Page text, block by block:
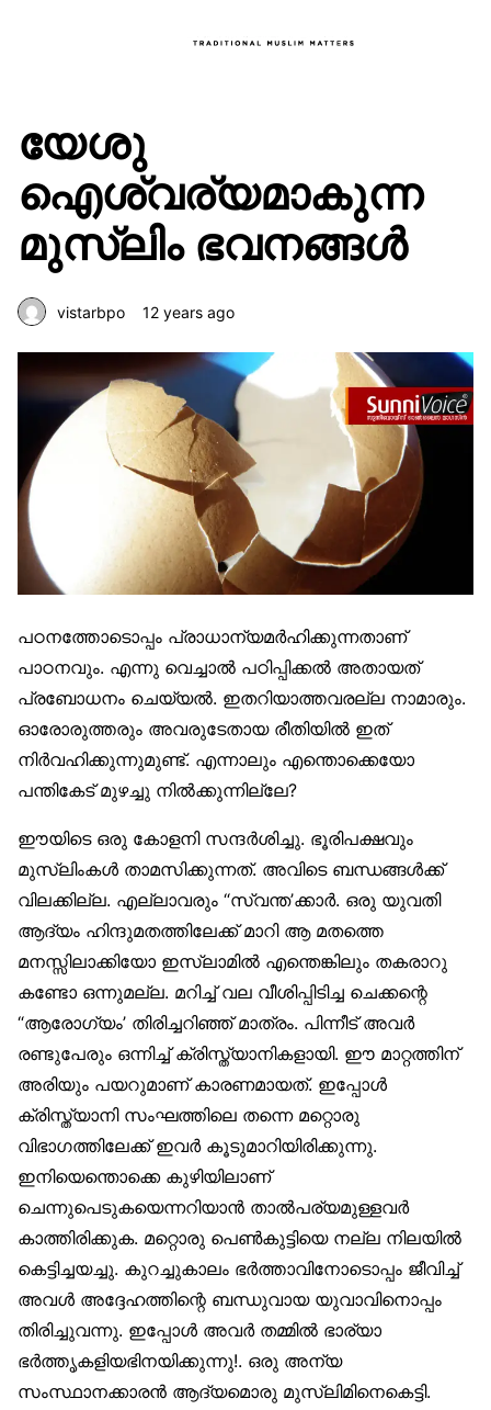
യേശു
ഐശ്വര്യമാകുന്ന
മുസ്‌ലിം ഭവനങ്ങള്‍
vistarbpo 12 years ago
പഠനത്തോടൊപ്പം പ്രാധാന്യമര്‍ഹിക്കുന്നതാണ്
പാഠനവും. എന്നു വെച്ചാല്‍ പഠിപ്പിക്കല്‍ അതായത്
പ്രബോധനം ചെയ്യല്‍. ഇതറിയാത്തവരല്ല നാമാരും.
ഓരോരുത്തരും അവരുടേതായ രീതിയില്‍ ഇത്
നിര്‍വഹിക്കുന്നുമുണ്ട്. എന്നാലും എന്തൊക്കെയോ
പന്തികേട് മുഴച്ചു നില്‍ക്കുന്നില്ലേ?
ഈയിടെ ഒരു കോളനി സന്ദര്‍ശിച്ചു. ഭൂരിപക്ഷവും
മുസ്‌ലിംകള്‍ താമസിക്കുന്നത്. അവിടെ ബന്ധങ്ങള്‍ക്ക്
വിലക്കില്ല. എല്ലാവരും “സ്വന്ത’ക്കാര്‍. ഒരു യുവതി
ആദ്യം ഹിന്ദുമതത്തിലേക്ക് മാറി ആ മതത്തെ
മനസ്സിലാക്കിയോ ഇസ്‌ലാമില്‍ എന്തെങ്കിലും തകരാറു
കണ്ടോ ഒന്നുമല്ല. മറിച്ച് വല വീശിപ്പിടിച്ച ചെക്കന്റെ
“ആരോഗ്യം’ തിരിച്ചറിഞ്ഞ് മാത്രം. പിന്നീട് അവര്‍
രണ്ടുപേരും ഒന്നിച്ച് ക്രിസ്ത്യാനികളായി. ഈ മാറ്റത്തിന്
അരിയും പയറുമാണ് കാരണമായത്. ഇപ്പോള്‍
ക്രിസ്ത്യാനി സംഘത്തിലെ തന്നെ മറ്റൊരു
വിഭാഗത്തിലേക്ക് ഇവര്‍ കൂടുമാറിയിരിക്കുന്നു.
ഇനിയെന്തൊക്കെ കുഴിയിലാണ്
ചെന്നുപെടുകയെന്നറിയാന്‍ താല്‍പര്യമുള്ളവര്‍
കാത്തിരിക്കുക. മറ്റൊരു പെണ്‍കുട്ടിയെ നല്ല നിലയില്‍
കെട്ടിച്ചയച്ചു. കുറച്ചുകാലം ഭര്‍ത്താവിനോടൊപ്പം ജീവിച്ച്
അവള്‍ അദ്ദേഹത്തിന്റെ ബന്ധുവായ യുവാവിനൊപ്പം
തിരിച്ചുവന്നു. ഇപ്പോള്‍ അവര്‍ തമ്മില്‍ ഭാര്യാ
ഭര്‍ത്തൃകളിയഭിനയിക്കുന്നു!. ഒരു അന്യ
സംസ്ഥാനക്കാരന്‍ ആദ്യമൊരു മുസ്‌ലിമിനെകെട്ടി.